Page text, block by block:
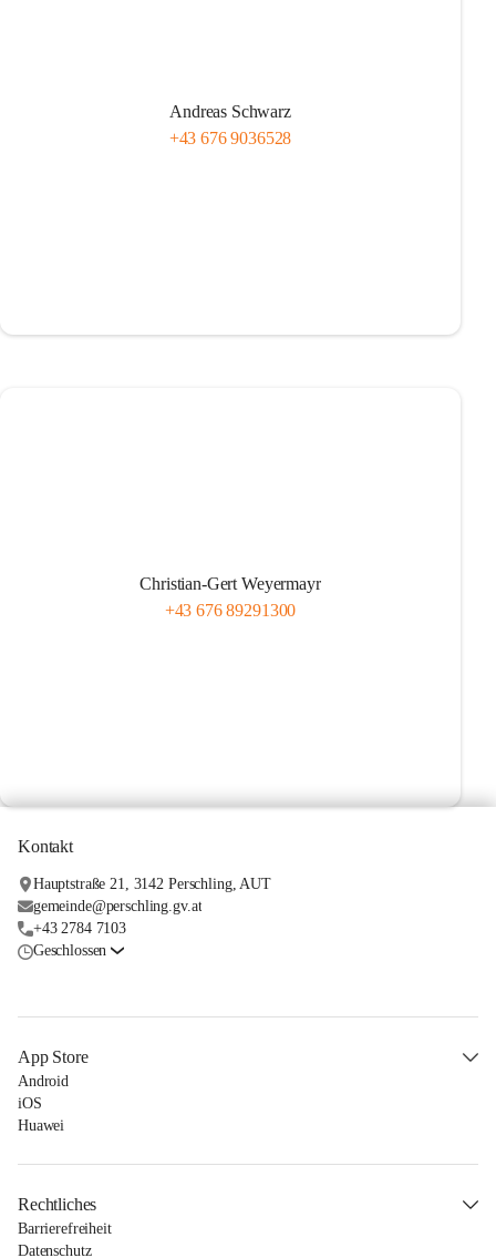
Andreas Schwarz
+43 676 9036528
Christian-Gert Weyermayr
+43 676 89291300
Kontakt
Hauptstraße 21, 3142 Perschling, AUT
gemeinde@perschling.gv.at
+43 2784 7103
Geschlossen
App Store
Android
iOS
Huawei
Rechtliches
Barrierefreiheit
Datenschutz